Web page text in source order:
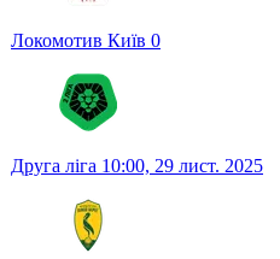
Локомотив Київ 0
Друга ліга 10:00, 29 лист. 2025